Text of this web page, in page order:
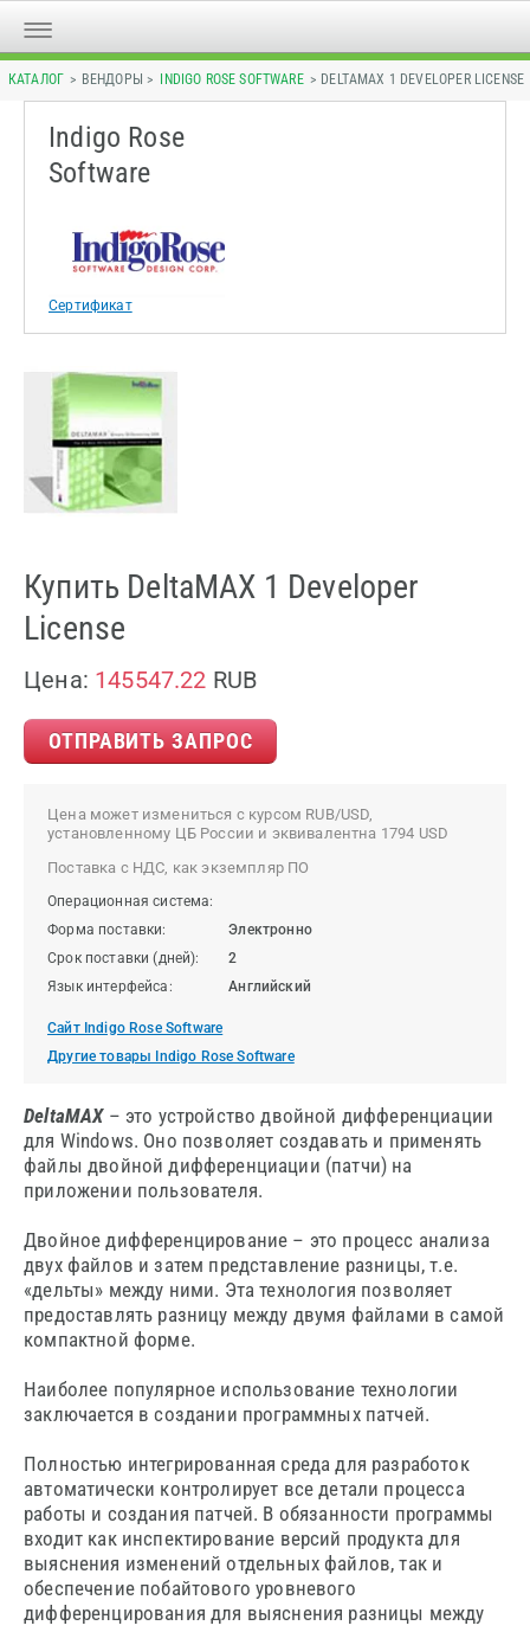
КАТАЛОГ > ВЕНДОРЫ > INDIGO ROSE SOFTWARE > DELTAMAX 1 DEVELOPER LICENSE
Indigo Rose
Software
Сертификат
Купить DeltaMAX 1 Developer
License
Цена: 145547.22 RUB
ОТПРАВИТЬ ЗАПРОС
Цена может измениться с курсом RUB/USD,
установленному ЦБ России и эквивалентна 1794 USD
Поставка с НДС, как экземпляр ПО
Операционная система:
Форма поставки:
Электронно
Срок поставки (дней):
2
Язык интерфейса:
Английский
Сайт Indigo Rose Software
Другие товары Indigo Rose Software
DeltaMAX– это устройство двойной дифференциации
для Windows. Оно позволяет создавать и применять
файлы двойной дифференциации (патчи) на
приложении пользователя.
Двойное дифференцирование – это процесс анализа
двух файлов и затем представление разницы, т.е.
«дельты» между ними. Эта технология позволяет
предоставлять разницу между двумя файлами в самой
компактной форме.
Наиболее популярное использование технологии
заключается в создании программных патчей.
Полностью интегрированная среда для разработок
автоматически контролирует все детали процесса
работы и создания патчей. В обязанности программы
входит как инспектирование версий продукта для
выяснения изменений отдельных файлов, так и
обеспечение побайтового уровневого
дифференцирования для выяснения разницы между